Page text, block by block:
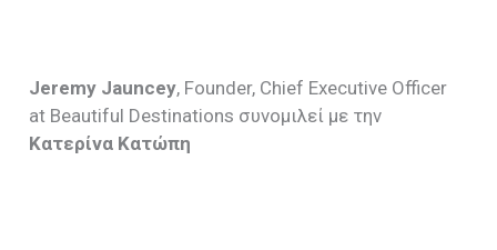
Jeremy Jauncey, Founder, Chief Executive Officer
at Beautiful Destinations συνομιλεί με την
Κατερίνα Κατώπη